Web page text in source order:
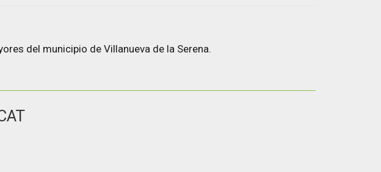
del municipio de Villanueva de la Serena.